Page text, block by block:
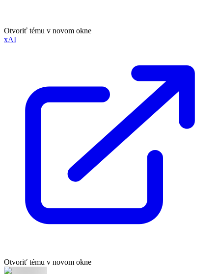
Otvoriť tému v novom okne
xAI
Otvoriť tému v novom okne